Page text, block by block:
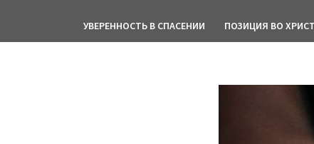
УВЕРЕННОСТЬ В СПАСЕНИИ ПОЗИЦИЯ ВО